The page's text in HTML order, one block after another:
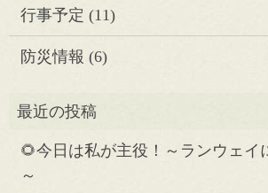
行事予定 (11)
防災情報 (6)
🌻今日は私が主役！～ランウェイ
～